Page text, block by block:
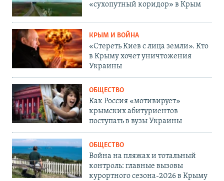
«сухопутный коридор» в Крым
КРЫМ И ВОЙНА
«Стереть Киев с лица земли». Кто
в Крыму хочет уничтожения
Украины
ОБЩЕСТВО
Как Россия «мотивирует»
крымских абитуриентов
поступать в вузы Украины
ОБЩЕСТВО
Война на пляжах и тотальный
контроль: главные вызовы
курортного сезона-2026 в Крыму